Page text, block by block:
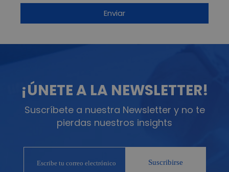
¡ÚNETE A LA NEWSLETTER!
Suscríbete a nuestra Newsletter y no te
pierdas nuestros insights